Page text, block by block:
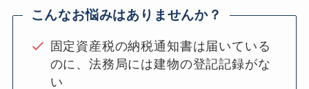
こんなお悩みはありませんか？
固定資産税の納税通知書は届いている
のに、法務局には建物の登記記録がな
い